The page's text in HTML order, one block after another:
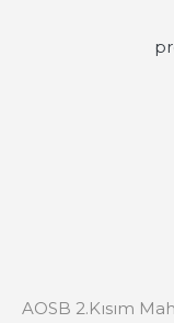
AOSB 2.Kısım